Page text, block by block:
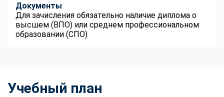
Документы
Для зачисления обязательно наличие диплома о
высшем (ВПО) или среднем профессиональном
образовании (СПО)
Учебный план